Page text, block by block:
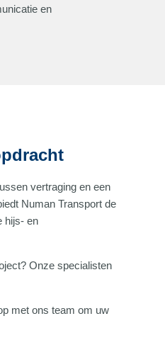
en
vertraging en een
Numan Transport de
hijs- en
Onze specialisten
met ons team om uw